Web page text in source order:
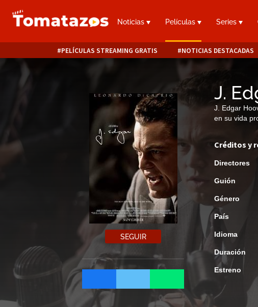
Noticias Películas Series
PELÍCULAS STREAMING GRATIS NOTICIAS DESTACADAS
SEGUIR
J.
J. Edgar
en su vida
Créditos y
Directores
Guión
Género
País
Idioma
Duración
Estreno